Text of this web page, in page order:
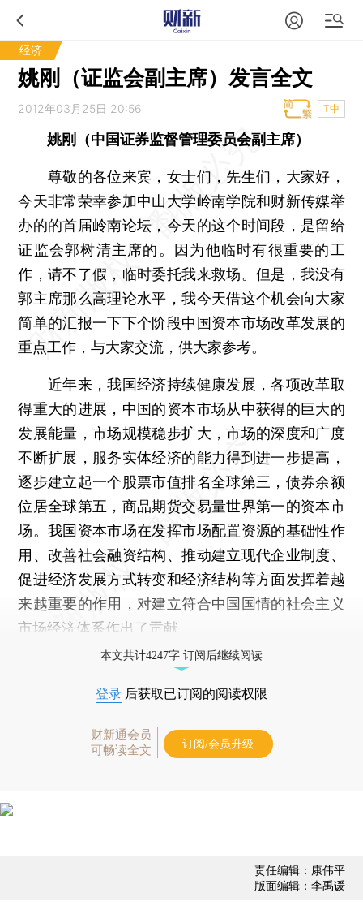
经济
姚刚（证监会副主席）发言全文
2012年03月25日 20:56 T中
姚刚（中国证券监督管理委员会副主席）
尊敬的各位来宾，女士们，先生们，大家好，
今天非常荣幸参加中山大学岭南学院和财新传媒举
办的的首届岭南论坛，今天的这个时间段，是留给
证监会郭树清主席的。因为他临时有很重要的工
作，请不了假，临时委托我来救场。但是，我没有
郭主席那么高理论水平，我今天借这个机会向大家
简单的汇报一下下个阶段中国资本市场改革发展的
重点工作，与大家交流，供大家参考。
近年来，我国经济持续健康发展，各项改革取
得重大的进展，中国的资本市场从中获得的巨大的
发展能量，市场规模稳步扩大，市场的深度和广度
不断扩展，服务实体经济的能力得到进一步提高，
逐步建立起一个股票市值排名全球第三，债券余额
位居全球第五，商品期货交易量世界第一的资本市
场。我国资本市场在发挥市场配置资源的基础性作
用、改善社会融资结构、推动建立现代企业制度、
促进经济发展方式转变和经济结构等方面发挥着越
来越重要的作用，对建立符合中国国情的社会主义
市场经济体系作出了贡献。
本文共计4247字 订阅后继续阅读
登录 后获取已订阅的阅读权限
财新通会员
可畅读全文
订阅/会员升级
责任编辑：康伟平
版面编辑：李禹谖